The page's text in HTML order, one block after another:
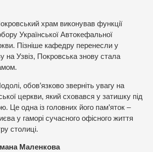
храм виконував функції
Української Автокефальної
Пізніше кафедру перенесли у
на Узвіз, Покровська знову стала
обов’язково зверніть увагу на
церкви, який сховався у затишку під
Це одна із головних його пам’яток –
у гаморі сучасного офісного життя
столиці.
Маленкова